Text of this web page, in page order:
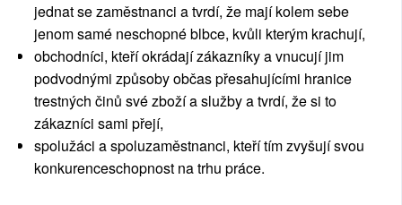
jednat se zaměstnanci a tvrdí, že mají kolem sebe
jenom samé neschopné blbce, kvůli kterým krachují,
obchodníci, kteří okrádají zákazníky a vnucují jim
podvodnými způsoby občas přesahujícími hranice
trestných činů své zboží a služby a tvrdí, že si to
zákazníci sami přejí,
spolužáci a spoluzaměstnanci, kteří tím zvyšují svou
konkurenceschopnost na trhu práce.